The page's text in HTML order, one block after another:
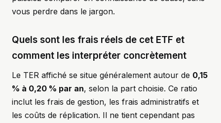
vous perdre dans le jargon.
Quels sont les frais réels de cet ETF et
comment les interpréter concrètement
Le TER affiché se situe généralement autour de 0,15
% à 0,20 % par an, selon la part choisie. Ce ratio
inclut les frais de gestion, les frais administratifs et
les coûts de réplication. Il ne tient cependant pas